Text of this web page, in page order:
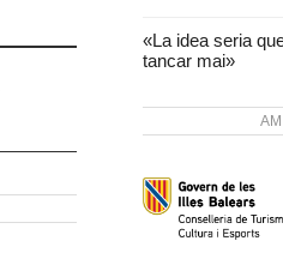
«La idea seria
tancar mai»